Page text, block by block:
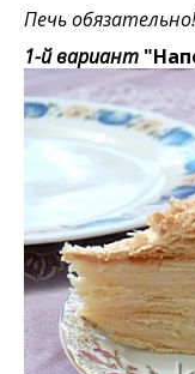
Печь обязательно!
1-й вариант